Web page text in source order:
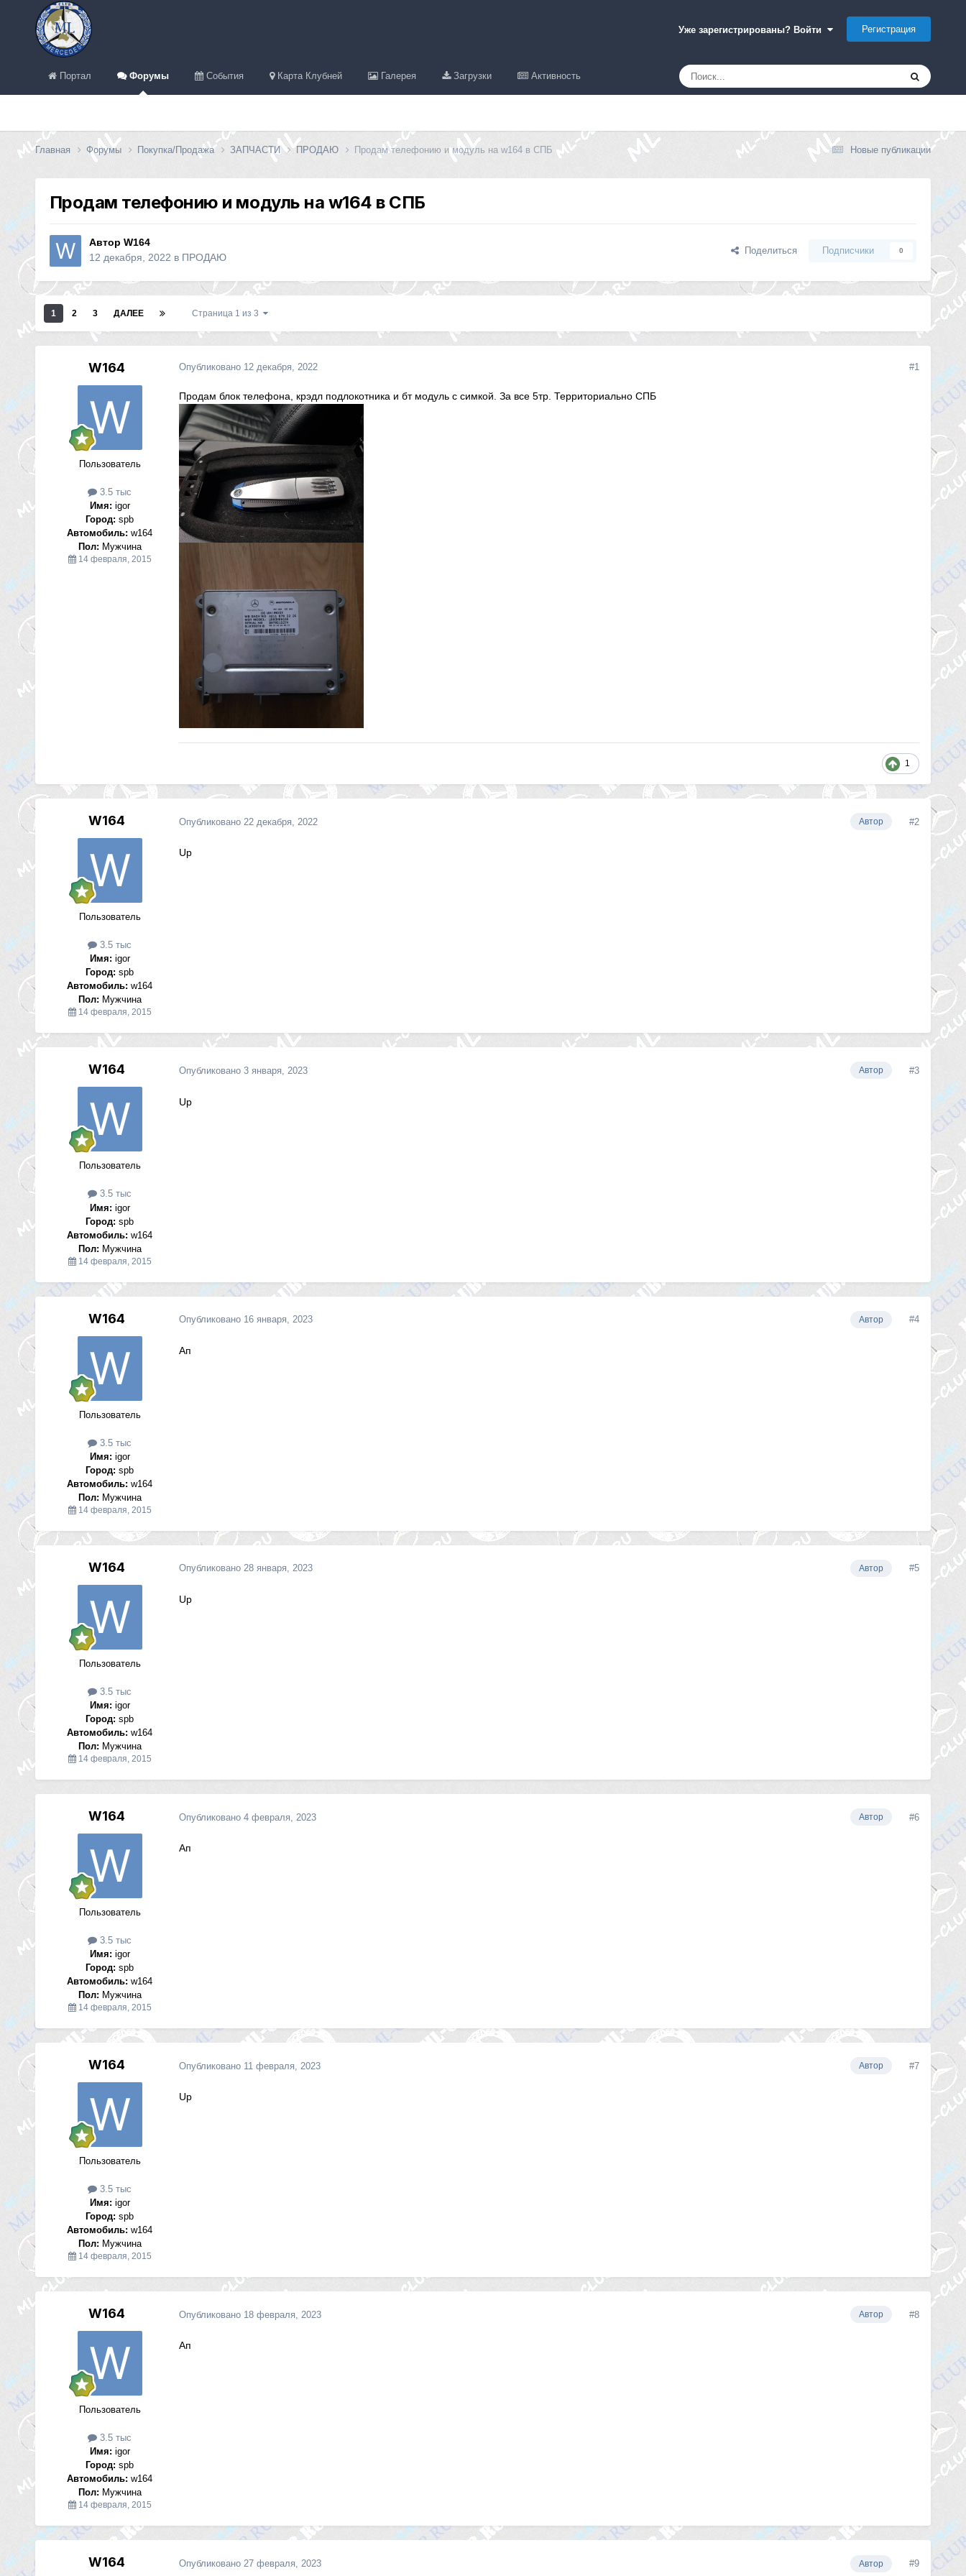
Уже зарегистрированы? Войти Регистрация
Портал Форумы События Карта Клубней Галерея Загрузки Активность
Новые публикации
Главная Форумы Покупка/Продажа ЗАПЧАСТИ ПРОДАЮ Продам телефонию и модуль на w164 в СПБ
Продам телефонию и модуль на w164 в СПБ
Автор W164
12 декабря, 2022 в ПРОДАЮ
Поделиться Подписчики 0
1 2 3 ДАЛЕЕ Страница 1 из 3
W164
Пользователь
3.5 тыс
Имя: igor
Город: spb
Автомобиль: w164
Пол: Мужчина
14 февраля, 2015
#1
Опубликовано 12 декабря, 2022
Продам блок телефона, крэдл подлокотника и бт модуль с симкой. За все 5тр. Территориально СПБ
1
W164
Пользователь
3.5 тыс
Имя: igor
Город: spb
Автомобиль: w164
Пол: Мужчина
14 февраля, 2015
Автор #2
Опубликовано 22 декабря, 2022
Up
W164
Пользователь
3.5 тыс
Имя: igor
Город: spb
Автомобиль: w164
Пол: Мужчина
14 февраля, 2015
Автор #3
Опубликовано 3 января, 2023
Up
W164
Пользователь
3.5 тыс
Имя: igor
Город: spb
Автомобиль: w164
Пол: Мужчина
14 февраля, 2015
Автор #4
Опубликовано 16 января, 2023
Ап
W164
Пользователь
3.5 тыс
Имя: igor
Город: spb
Автомобиль: w164
Пол: Мужчина
14 февраля, 2015
Автор #5
Опубликовано 28 января, 2023
Up
W164
Пользователь
3.5 тыс
Имя: igor
Город: spb
Автомобиль: w164
Пол: Мужчина
14 февраля, 2015
Автор #6
Опубликовано 4 февраля, 2023
Ап
W164
Пользователь
3.5 тыс
Имя: igor
Город: spb
Автомобиль: w164
Пол: Мужчина
14 февраля, 2015
Автор #7
Опубликовано 11 февраля, 2023
Up
W164
Пользователь
3.5 тыс
Имя: igor
Город: spb
Автомобиль: w164
Пол: Мужчина
14 февраля, 2015
Автор #8
Опубликовано 18 февраля, 2023
Ап
W164 Автор #9
Опубликовано 27 февраля, 2023